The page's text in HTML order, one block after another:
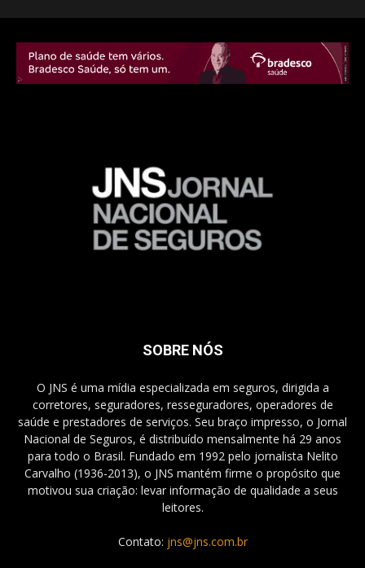
SOBRE NÓS
O JNS é uma mídia especializada em seguros, dirigida a
corretores, seguradores, resseguradores, operadores de
saúde e prestadores de serviços. Seu braço impresso, o Jornal
Nacional de Seguros, é distribuído mensalmente há 29 anos
para todo o Brasil. Fundado em 1992 pelo jornalista Nelito
Carvalho (1936-2013), o JNS mantém firme o propósito que
motivou sua criação: levar informação de qualidade a seus
leitores.
Contato: jns@jns.com.br